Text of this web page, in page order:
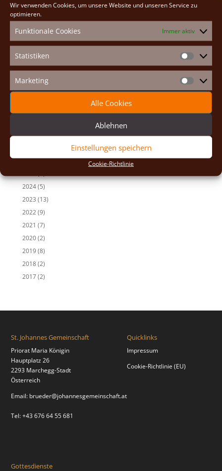
Wir verwenden Cookies, um unsere Website und unseren Service zu
optimieren.
Funktionale Cookies Immer aktiv
Statistiken
Marketing Marketing
Alle Cookies
Ablehnen
Einstellungen speichern
Cookie-Richtlinie
A
l
t
r
n
a
t
Neueste Beiträge
Osterexerzitien 2026
Fastenexerzitien 2026
2026(2)
2024(5)
2023 (13)
2022(9)
2021 (7)
2020(2)
2019(8)
2018(2)
2017(2)
St. Johannes Gemeinschaft
Priorat Maria Königin
Hauptplatz 26
2293 Marchegg-Stadt
Österreich
Email: brueder@johannesgemeinschaft.at
Tel: +43 676 64 55 681
Quicklinks
Impressum
Cookie-Richtlinie (EU)
Gottesdienste